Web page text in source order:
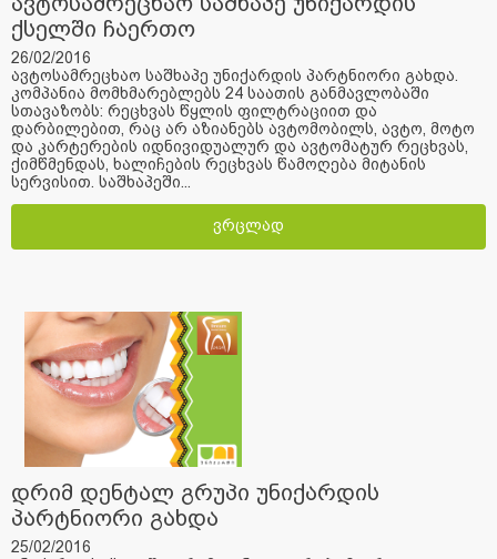
ქსელში ჩაერთო
26/02/2016
ავტოსამრეცხაო საშხაპე უნიქარდის პარტნიორი გახდა.
კომპანია მომხმარებლებს 24 საათის განმავლობაში
სთავაზობს: რეცხვას წყლის ფილტრაციით და
დარბილებით, რაც არ აზიანებს ავტომობილს, ავტო, მოტო
და კარტერების იდნივიდუალურ და ავტომატურ რეცხვას,
ქიმწმენდას, ხალიჩების რეცხვას წამოღება მიტანის
სერვისით. საშხაპეში...
ვრცლად
დრიმ დენტალ გრუპი უნიქარდის
პარტნიორი გახდა
25/02/2016